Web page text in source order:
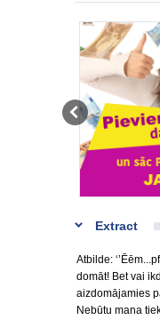
Extract
Atbilde:
domāt! Bet vai
aizdomājamies
Nebūtu mana